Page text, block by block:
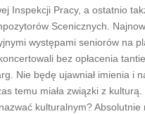
Inspekcji Pracy, a ostatnio
Scenicznych.
występami seniorów na
bez opłacenia
Nie będę ujawniał imienia i
temu miała związki z
kulturalnym? Absolutnie